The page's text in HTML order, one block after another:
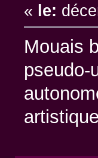
« le:
Mouais
pseudo-